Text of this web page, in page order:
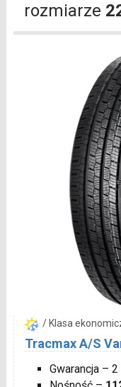
rozmiarze
/ Klasa
Tracmax A/S
Gwarancja – 2